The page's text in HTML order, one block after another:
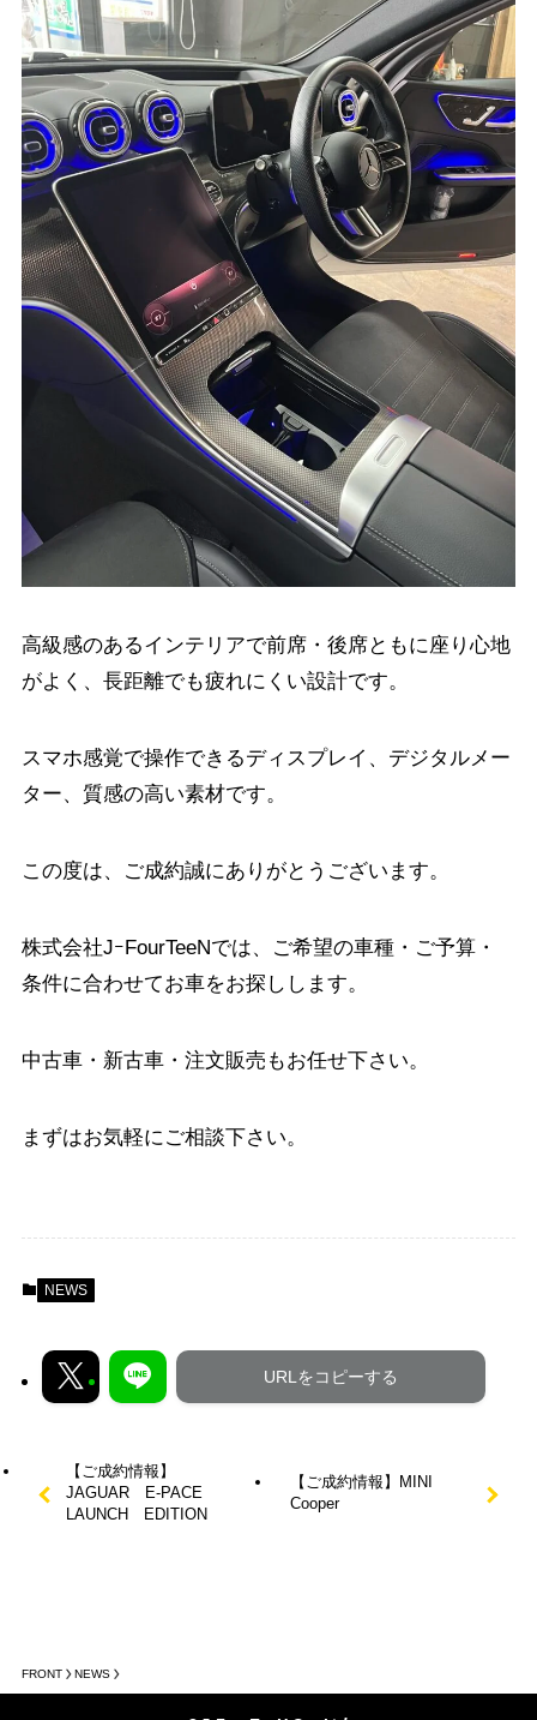
高級感のあるインテリアで前席・後席ともに座り心地
がよく、長距離でも疲れにくい設計です。
スマホ感覚で操作できるディスプレイ、デジタルメー
ター、質感の高い素材です。
この度は、ご成約誠にありがとうございます。
株式会社JｰFourTeeNでは、ご希望の車種・ご予算・
条件に合わせてお車をお探しします。
中古車・新古車・注文販売もお任せ下さい。
まずはお気軽にご相談下さい。
NEWS
URLをコピーする
【ご成約情報】
JAGUAR E-PACE
LAUNCH EDITION
【ご成約情報】MINI
Cooper
FRONT NEWS